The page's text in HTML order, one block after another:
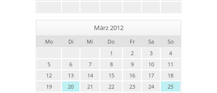
März 2012
Mo Di Mi Do Fr Sa
So
1
2 3
4
5
6 7 8 9 10
11
12
13 14 15 16 17
18
19
20 21 22 23 24
25